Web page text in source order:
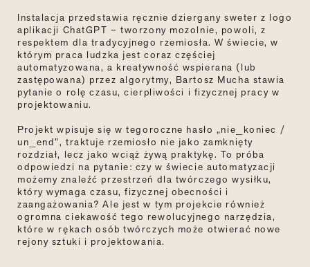
Instalacja przedstawia ręcznie dziergany sweter z logo
aplikacji ChatGPT – tworzony mozolnie, powoli, z
respektem dla tradycyjnego rzemiosła. W świecie, w
którym praca ludzka jest coraz częściej
automatyzowana, a kreatywność wspierana (lub
zastępowana) przez algorytmy, Bartosz Mucha stawia
pytanie o rolę czasu, cierpliwości i fizycznej pracy w
projektowaniu.
Projekt wpisuje się w tegoroczne hasło „nie_koniec /
un_end”, traktuje rzemiosło nie jako zamknięty
rozdział, lecz jako wciąż żywą praktykę. To próba
odpowiedzi na pytanie: czy w świecie automatyzacji
możemy znaleźć przestrzeń dla twórczego wysiłku,
który wymaga czasu, fizycznej obecności i
zaangażowania? Ale jest w tym projekcie również
ogromna ciekawość tego rewolucyjnego narzędzia,
które w rękach osób twórczych może otwierać nowe
rejony sztuki i projektowania.